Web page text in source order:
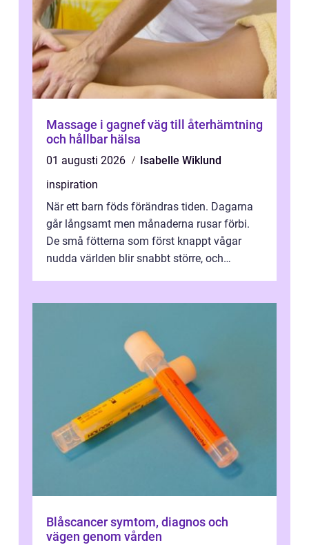
Massage i gagnef väg till återhämtning
och hållbar hälsa
01 augusti 2026
Isabelle Wiklund
inspiration
När ett barn föds förändras tiden. Dagarna
går långsamt men månaderna rusar förbi.
De små fötterna som först knappt vågar
nudda världen blir snabbt större, och
Blåscancer symtom, diagnos och
vägen genom vården